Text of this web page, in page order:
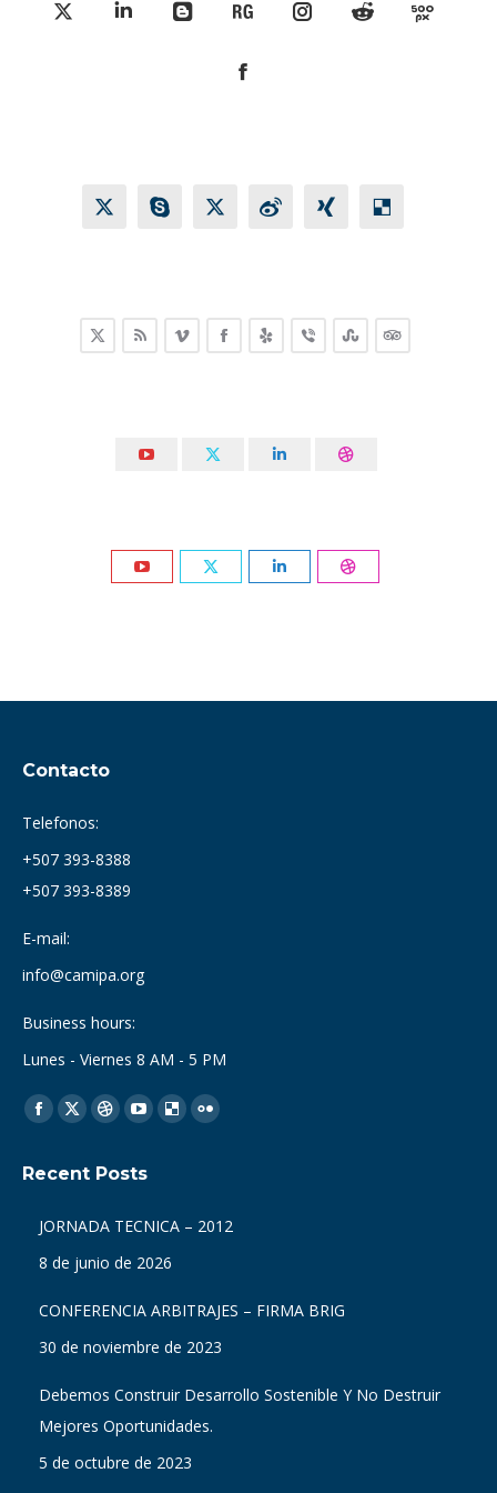
X LinkedinBloggerResearchGate
InstagramReddit500px
Facebook
X SkypeX WeiboXINGDelicious
X Rss VimeoFacebook
Yelp ViberStumbleupon
TripAdvisor
YouTubeX LinkedinDribbble
YouTube X Linkedin Dribbble
Contacto
Telefonos:
+507 393-8388
+507 393-8389
E-mail:
info@camipa.org
Business hours:
Lunes - Viernes 8 AM - 5 PM
Find us on:
Facebook
opens
new
window
X
opens
new
window
Dribbble
opens
new
window
YouTube
opens
new
window
Delicious
new
window
Flickr
new
Recent Posts
JORNADA TECNICA – 2012
8 de junio de 2026
CONFERENCIA ARBITRAJES – FIRMA BRIG
30 de noviembre de 2023
Debemos Construir Desarrollo Sostenible Y No Destruir
Mejores Oportunidades.
5 de octubre de 2023